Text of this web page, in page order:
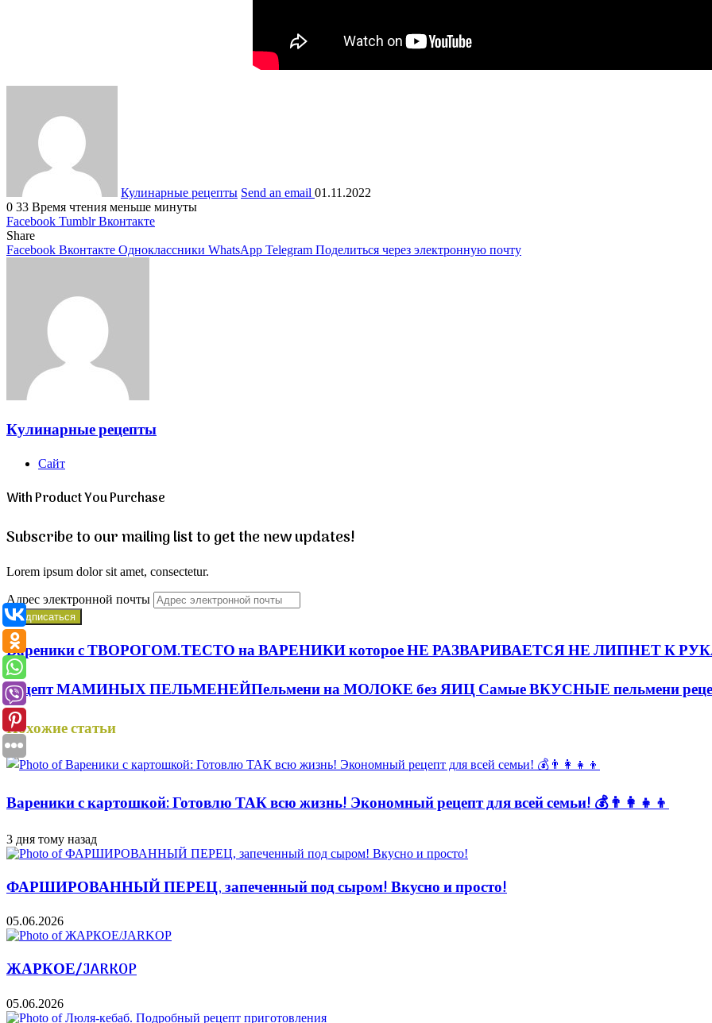
Кулинарные рецепты Send an email 01.11.2022
0 33 Время чтения меньше минуты
Facebook Tumblr Вконтакте
Share
Facebook Вконтакте Одноклассники WhatsApp Telegram Поделиться через электронную почту
Кулинарные рецепты
Сайт
With Product You Purchase
Subscribe to our mailing list to get the new updates!
Lorem ipsum dolor sit amet, consectetur.
Адрес электронной почты
Вареники с ТВОРОГОМ.ТЕСТО на ВАРЕНИКИ которое НЕ РАЗВАРИВАЕТСЯ НЕ ЛИПНЕТ К
Рецепт МАМИНЫХ ПЕЛЬМЕНЕЙПельмени на МОЛОКЕ без ЯИЦ Самые ВКУСНЫЕ пельмени
Похожие статьи
Вареники с картошкой: Готовлю ТАК всю жизнь! Экономный рецепт для всей семьи! 💰👨👩👧👦
3 дня тому назад
ФАРШИРОВАННЫЙ ПЕРЕЦ, запеченный под сыром! Вкусно и просто!
05.06.2026
ЖАРКОЕ/JARKOP
05.06.2026